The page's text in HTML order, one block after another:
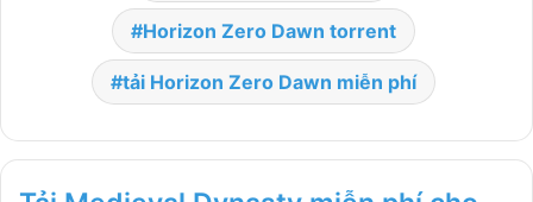
Horizon Zero Dawn torrent
tải Horizon Zero Dawn miễn phí